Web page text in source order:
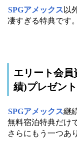
SPGアメックス 以
凄すぎる特典です。
エリート会
績)プレゼント
SPGアメックス継
無料宿泊特典だけ
さらにもう一つあ